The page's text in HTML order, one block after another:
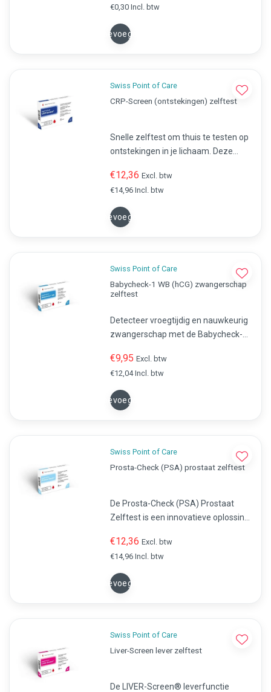
schroefdopdeksel, CE-gecertificeerd
klasse A
€0,30 Incl. btw
Toevoegen
Swiss Point of Care
CRP-Screen (ontstekingen) zelftest
Snelle zelftest om thuis te testen op
ontstekingen in je lichaam. Deze
proteïne (CRP) niveau in je bloed,
wat een indicator is voor
ontstekingen
€12,36 Excl. btw
€14,96 Incl. btw
Toevoegen
Swiss Point of Care
Babycheck-1 WB (hCG) zwangerschap
zelftest
Detecteer vroegtijdig en nauwkeurig
zwangerschap met de Babycheck-1
Geen laboratorium nodig, resultaat in
5 minuten, volledig anoniem en thuis
te gebruiken.
€9,95 Excl. btw
€12,04 Incl. btw
Toevoegen
Swiss Point of Care
Prosta-Check (PSA) prostaat zelftest
De Prosta-Check (PSA) Prostaat
Zelftest is een innovatieve oplossing
prostaatgezondheid willen
monitoren.
€12,36 Excl. btw
€14,96 Incl. btw
Toevoegen
Swiss Point of Care
Liver-Screen lever zelftest
De LIVER-Screen® leverfunctie